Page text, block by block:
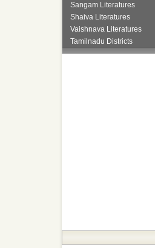
Sangam Literatures
Shaiva Literatures
Vaishnava Literatures
Tamilnadu Districts